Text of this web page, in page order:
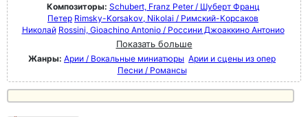
Композиторы: Schubert, Franz Peter / Шуберт Франц
Петер Rimsky-Korsakov, Nikolai / Римский-Корсаков
Николай Rossini, Gioachino Antonio / Россини Джоаккино Антонио
Показать больше
Жанры: Арии / Вокальные миниатюры Арии и сцены из опер
Песни / Романсы